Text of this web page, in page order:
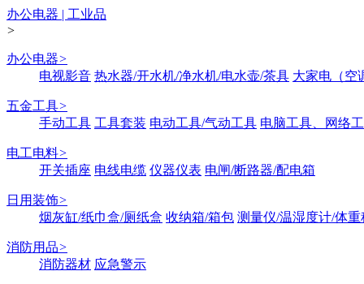
办公电器 | 工业品
>
办公电器>
电视影音 热水器/开水机/净水机/电水壶/茶具 大家电（空
五金工具>
手动工具 工具套装 电动工具/气动工具 电脑工具、网络
电工电料>
开关插座 电线电缆 仪器仪表 电闸/断路器/配电箱
日用装饰>
烟灰缸/纸巾盒/厕纸盒 收纳箱/箱包 测量仪/温湿度计/体重
消防用品>
消防器材 应急警示